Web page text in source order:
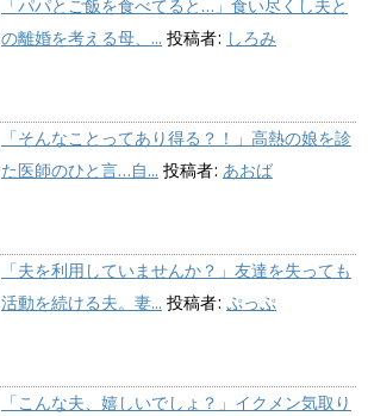
「パパとご飯を食べてると…」食い尽くし夫と
の離婚を考える母、... 投稿者: しろみ
「そんなことってあり得る？！」高熱の娘を診
た医師のひと言…自... 投稿者: あおば
「夫を利用していませんか？」友達を失っても
活動を続ける夫。妻... 投稿者: ぷっぷ
「こんな夫、嬉しいでしょ？」イクメン気取り